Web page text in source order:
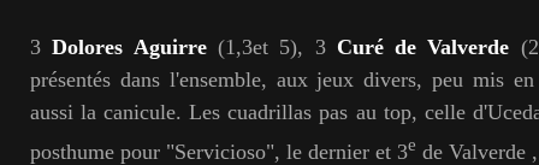
3Dolores Aguirre(1,3et 5), 3 Curé de Valverde
présentés dans l'ensemble, aux jeux divers, peu mis
aussi la canicule. Les cuadrillas pas au top, celle
posthume pour "Servicioso", le dernier et 3e de Valverde